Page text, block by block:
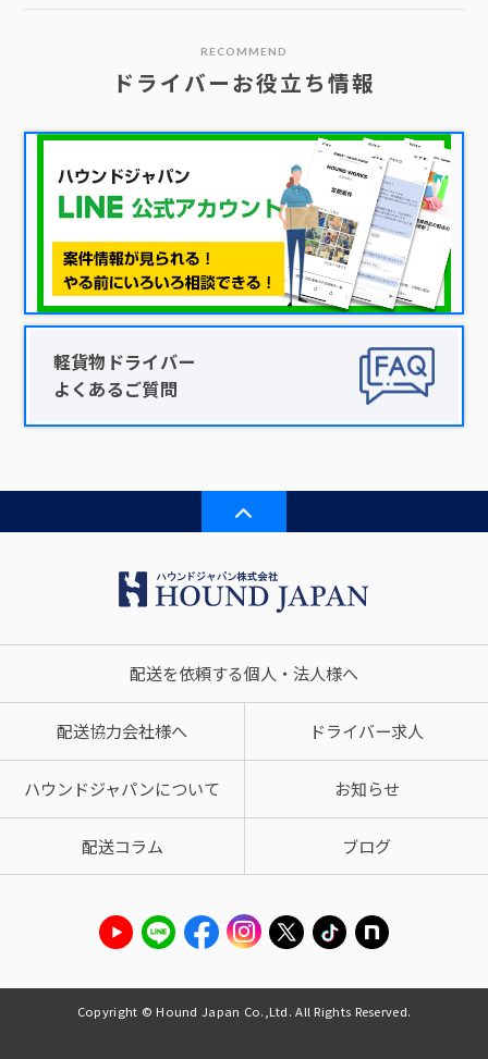
RECOMMEND
ドライバーお役立ち情報
軽貨物ドライバー
よくあるご質問
配送を依頼する個人・法人様へ
配送協力会社様へ ドライバー求人
ハウンドジャパンについて お知らせ
配送コラム ブログ
Copyright © Hound Japan Co.,Ltd. All Rights Reserved.